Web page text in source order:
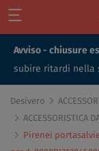
Avviso - chiusure
subire ritardi nella
Desivero
ACCESSORISTICA
Pirenei